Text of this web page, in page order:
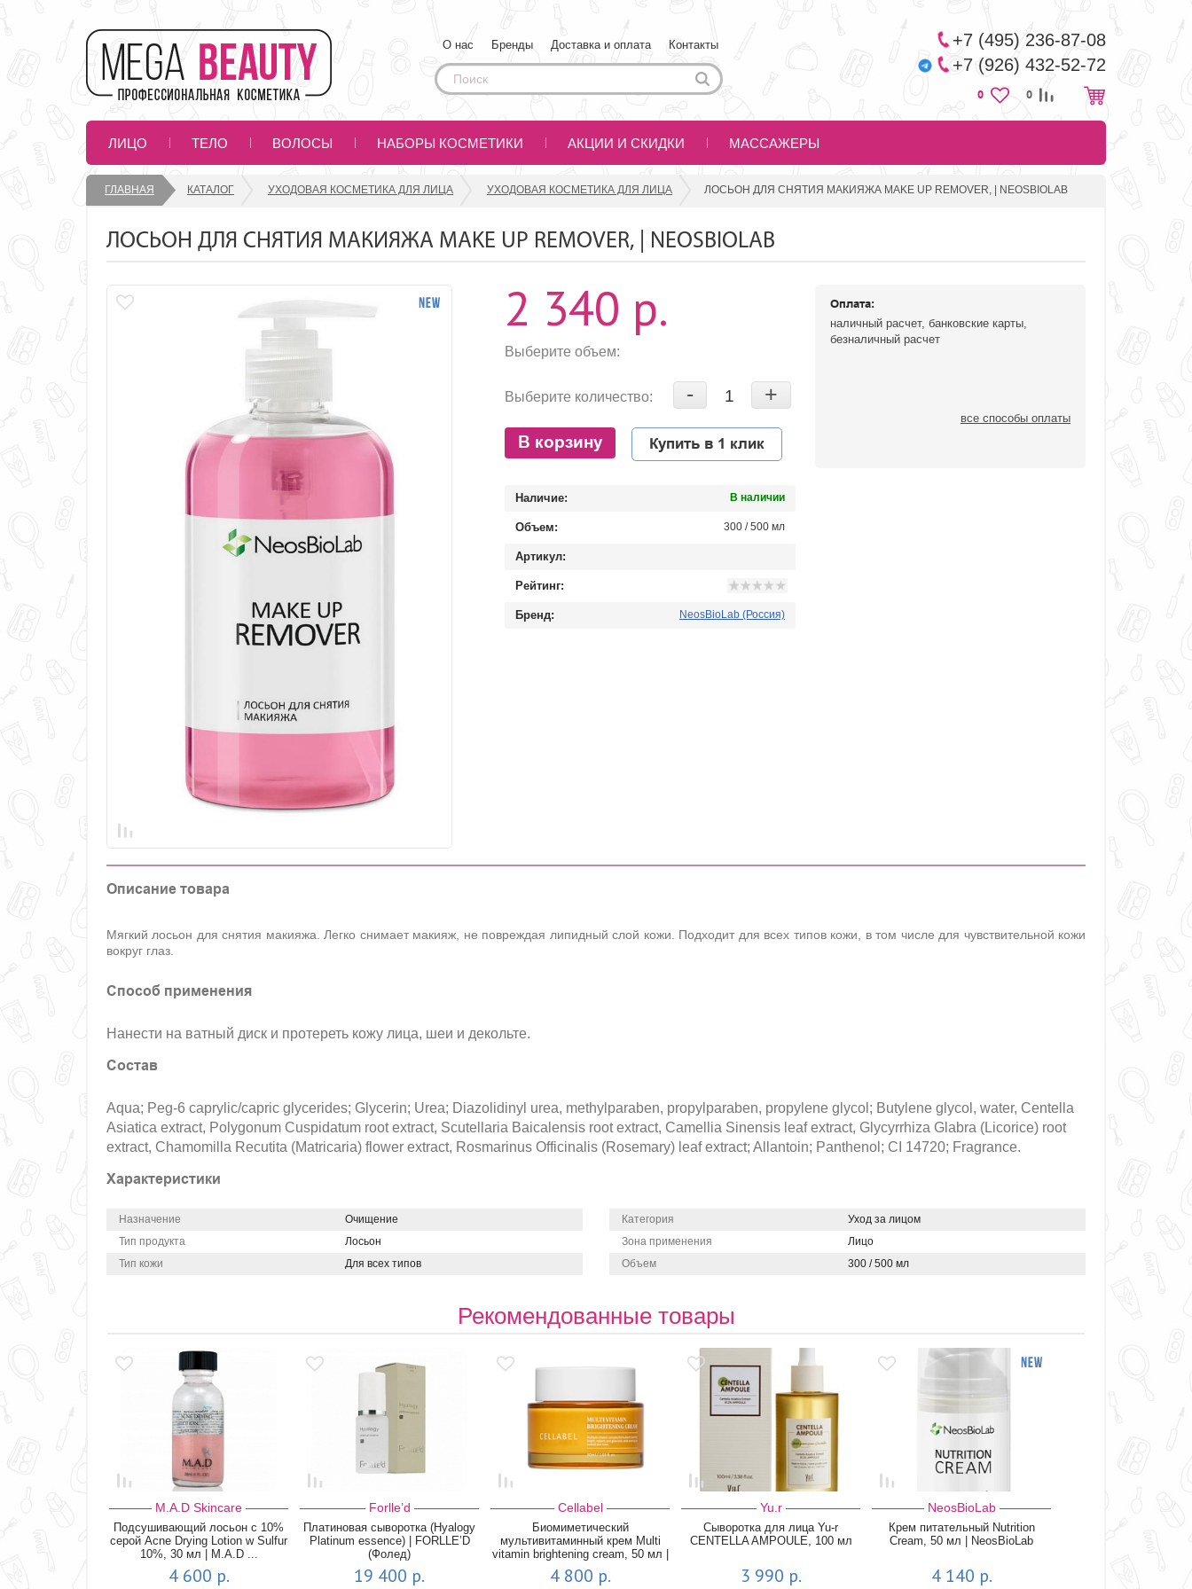
О нас Бренды Доставка и оплата Контакты
+7 (495) 236-87-08
+7 (926) 432-52-72
0 0
ЛИЦО ТЕЛО ВОЛОСЫ НАБОРЫ КОСМЕТИКИ АКЦИИ И СКИДКИ МАССАЖЕРЫ
ГЛАВНАЯ КАТАЛОГ УХОДОВАЯ КОСМЕТИКА ДЛЯ ЛИЦА УХОДОВАЯ КОСМЕТИКА ДЛЯ ЛИЦА ЛОСЬОН ДЛЯ СНЯТИЯ МАКИЯЖА MAKE UP REMOVER, | NEOSBIOLAB
ЛОСЬОН ДЛЯ СНЯТИЯ МАКИЯЖА MAKE UP REMOVER, | NEOSBIOLAB
2 340 р.
Выберите объем:
Выберите количество: - +
В корзину Купить в 1 клик
Наличие: В наличии
Объем: 300 / 500 мл
Артикул:
Рейтинг:
Бренд: NeosBioLab (Россия)
Оплата:
наличный расчет, банковские карты,
безналичный расчет
все способы оплаты
Описание товара
Мягкий лосьон для снятия макияжа. Легко снимает макияж, не повреждая липидный слой кожи. Подходит для всех типов кожи, в том числе для чувствительной кожи
вокруг глаз.
Способ применения
Нанести на ватный диск и протереть кожу лица, шеи и декольте.
Состав
Aqua; Peg-6 caprylic/capric glycerides; Glycerin; Urea; Diazolidinyl urea, methylparaben, propylparaben, propylene glycol; Butylene glycol, water, Centella
Asiatica extract, Polygonum Cuspidatum root extract, Scutellaria Baicalensis root extract, Camellia Sinensis leaf extract, Glycyrrhiza Glabra (Licorice) root
extract, Chamomilla Recutita (Matricaria) flower extract, Rosmarinus Officinalis (Rosemary) leaf extract; Allantoin; Panthenol; CI 14720; Fragrance.
Характеристики
Назначение
Очищение
Тип продукта
Лосьон
Тип кожи
Для всех типов
Категория
Уход за лицом
Зона применения
Лицо
Объем
300 / 500 мл
Рекомендованные товары
M.A.D Skincare
Подсушивающий лосьон с 10%
серой Acne Drying Lotion w Sulfur
10%, 30 мл | M.A.D ...
4 600 р.
Forlle’d
Платиновая сыворотка (Hyalogy
Platinum essence) | FORLLE’D
(Фолед)
19 400 р.
Cellabel
Биомиметический
мультивитаминный крем Multi
vitamin brightening cream, 50 мл |
C...
4 800 р.
Yu.r
Сыворотка для лица Yu-r
CENTELLA AMPOULE, 100 мл
3 990 р.
NeosBioLab
Крем питательный Nutrition
Cream, 50 мл | NeosBioLab
4 140 р.